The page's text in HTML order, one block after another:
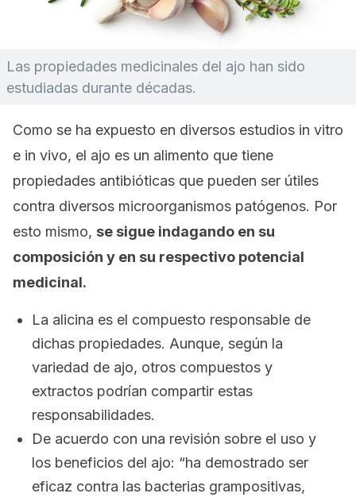
Las propiedades medicinales del ajo han sido
estudiadas durante décadas.
Como se ha expuesto en diversos estudios in vitro
e in vivo, el ajo es un alimento que tiene
propiedades antibióticas que pueden ser útiles
contra diversos microorganismos patógenos. Por
esto mismo, se sigue indagando en su
composición y en su respectivo potencial
medicinal.
La alicina es el compuesto responsable de
dichas propiedades. Aunque, según la
variedad de ajo, otros compuestos y
extractos podrían compartir estas
responsabilidades.
De acuerdo con una revisión sobre el uso y
los beneficios del ajo: “ha demostrado ser
eficaz contra las bacterias grampositivas,